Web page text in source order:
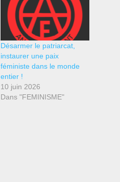
Désarmer le patriarcat,
instaurer une paix
féministe dans le monde
entier !
10 juin 2026
Dans "FEMINISME"